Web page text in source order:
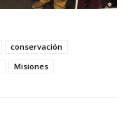
conservación
Misiones